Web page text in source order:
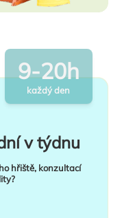
v týdnu
hřiště, konzultací
9-20h
každý den